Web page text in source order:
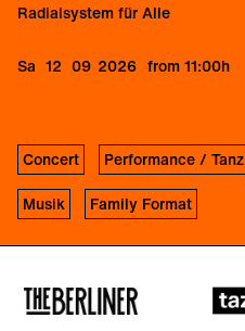
Radialsystem für Alle
Sa 12 09 2026 from 11:00h
Concert Performance / Tanz
Musik
Family Format